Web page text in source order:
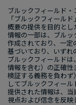
ブルックフィールド
「ブルックフィール
概要の​提供を​目的と
情報の​一部は、​ブル
作成されており、​一
基づいており、​いずれ
ブルックフィールド
情報を​含む）の​正確
検証する​義務を​負わ
して​ブルックフィー
提供された​情報は、​
視点および​信念を​反映